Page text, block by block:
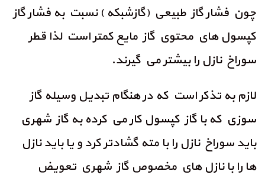
چون فشار گاز طبيعي (گازشبكه ) نسبت به فشار گاز
كپسول هاي محتوي گاز مايع كمتر است لذا قطر
سوراخ نازل را بيشتر مي گيرند.
لازم به تذكر است كه در هنگام تبديل وسيله گاز
سوزي كه با گاز كپسول كار مي كرده به گاز شهري
بايد سوراخ نازل را با مته گشادتر كرد و يا بايد نازل
ها را با نازل هاي مخصوص گاز شهري تعويض